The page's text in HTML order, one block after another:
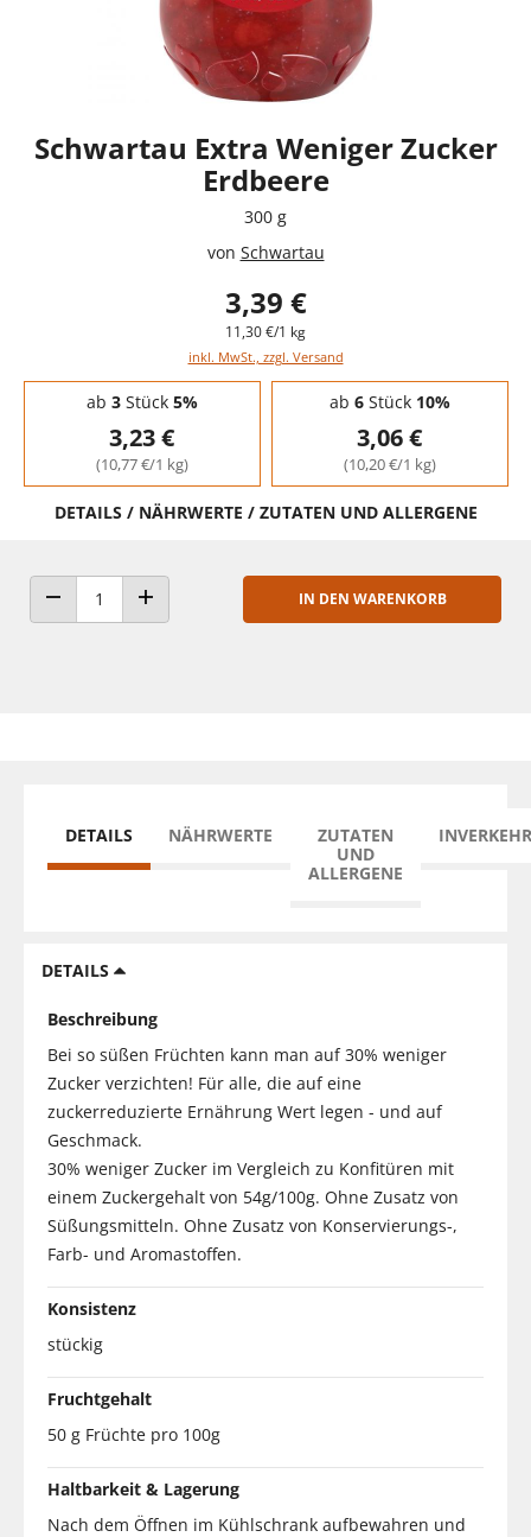
Schwartau Extra Weniger Zucker
Erdbeere
300 g
von Schwartau
3,39 €
11,30 €/1 kg
inkl. MwSt., zzgl. Versand
Staffelpreise - Mengenrabatt
ab 3Stück 5%
3,23 €
(10,77 €/1 kg)
ab 6Stück 10%
3,06 €
(10,20 €/1 kg)
DETAILS / NÄHRWERTE / ZUTATEN UND ALLERGENE
ANZAHL VERRINGERNANZAHL ERHÖHEN
IN DEN WARENKORB
DETAILS NÄHRWERTE
ZUTATEN
UND
ALLERGENE
DETAILS
Beschreibung
Bei so süßen Früchten kann man auf 30% weniger
Zucker verzichten! Für alle, die auf eine
zuckerreduzierte Ernährung Wert legen - und auf
Geschmack.
30% weniger Zucker im Vergleich zu Konfitüren mit
einem Zuckergehalt von 54g/100g. Ohne Zusatz von
Süßungsmitteln. Ohne Zusatz von Konservierungs-,
Farb- und Aromastoffen.
Konsistenz
stückig
Fruchtgehalt
50 g Früchte pro 100g
Haltbarkeit & Lagerung
Nach dem Öffnen im Kühlschrank aufbewahren und